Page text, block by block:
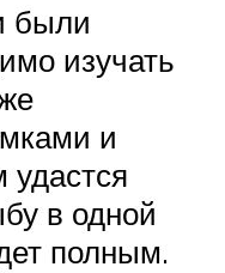
были
изучать
и
в одной
полным.